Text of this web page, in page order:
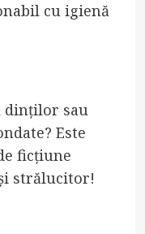
cu igienă
dinților sau
Este
ficțiune
strălucitor!